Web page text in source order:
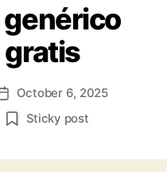
genérico
Post
date
October 6, 2025
Sticky post